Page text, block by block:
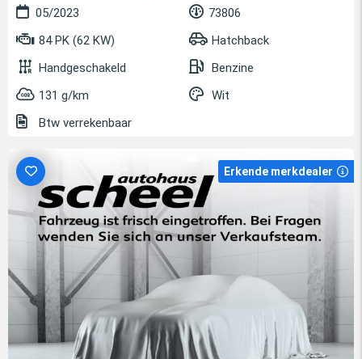
05/2023
73806
84 PK (62 KW)
Hatchback
Handgeschakeld
Benzine
131 g/km
Wit
Btw verrekenbaar
Erkende merkdealer